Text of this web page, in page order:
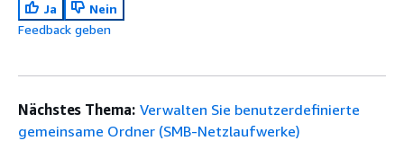
Ja
Nein
Feedback geben
Nächstes Thema: Verwalten Sie benutzerdefinierte
gemeinsame Ordner (SMB-Netzlaufwerke)